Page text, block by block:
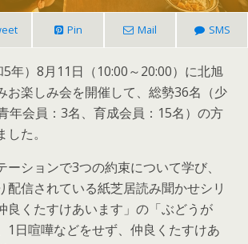
Pin Mail SMS
年）8月11日（10:00～20:00）に北旭
楽しみ会を開催して、総勢36名（少
年会員：3名、育成会員：15名）の方
た。
ションで3つの約束について学び、
配信されている紙芝居読み聞かせシリ
良くたすけあいます」の「ぶどうが
1日喧嘩などをせず、仲良くたすけあ